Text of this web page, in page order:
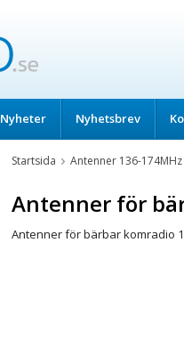
Nyheter Nyhetsbrev
Startsida Antenner 136-174MHz
Antenner för
Antenner för bärbar komradio